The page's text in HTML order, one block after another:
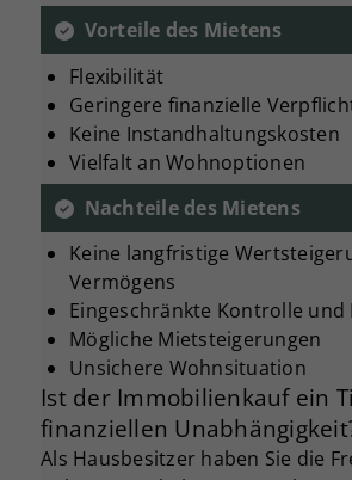
Vorteile des Mietens
Flexibilität
Geringere finanzielle
Keine Instandhaltungskosten
Vielfalt an Wohnoptionen
Nachteile des Mietens
Keine langfristige
Vermögens
Eingeschränkte Kontrolle und
Mögliche Mietsteigerungen
Unsichere Wohnsituation
Ist der Immobilienkauf ein
finanziellen
Als Hausbesitzer haben Sie die